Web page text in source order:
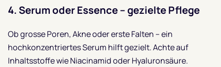
4. Serum oder Essence – gezielte Pflege
Ob grosse Poren, Akne oder erste Falten – ein
hochkonzentriertes Serum hilft gezielt. Achte auf
Inhaltsstoffe wie Niacinamid oder Hyaluronsäure.